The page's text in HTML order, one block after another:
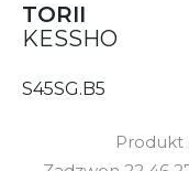
TORII
KESSHO
S45SG.B5
Produkt